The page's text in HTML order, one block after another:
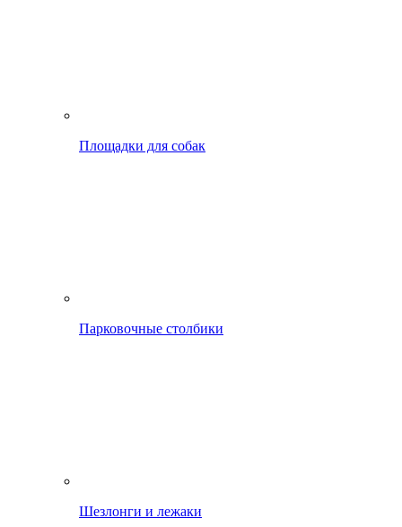
Площадки для собак
Парковочные столбики
Шезлонги и лежаки